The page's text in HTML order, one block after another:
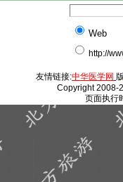
Web
http://
友情链接:中华医学网
Copyright 2008-
页面执行